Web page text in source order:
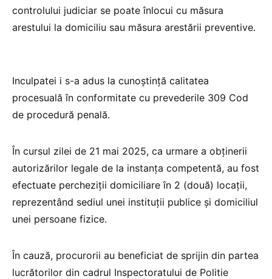
controlului judiciar se poate înlocui cu măsura
arestului la domiciliu sau măsura arestării preventive.
Inculpatei i s-a adus la cunoștință calitatea
procesuală în conformitate cu prevederile 309 Cod
de procedură penală.
În cursul zilei de 21 mai 2025, ca urmare a obținerii
autorizărilor legale de la instanța competentă, au fost
efectuate percheziții domiciliare în 2 (două) locații,
reprezentând sediul unei instituții publice și domiciliul
unei persoane fizice.
În cauză, procurorii au beneficiat de sprijin din partea
lucrătorilor din cadrul Inspectoratului de Politie